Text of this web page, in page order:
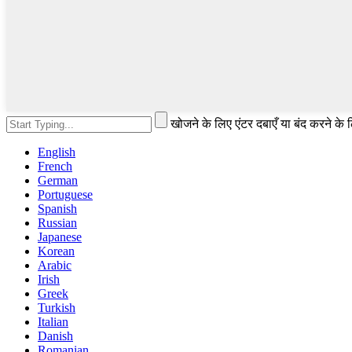
खोजने के लिए एंटर दबाएँ या बंद करने के
English
French
German
Portuguese
Spanish
Russian
Japanese
Korean
Arabic
Irish
Greek
Turkish
Italian
Danish